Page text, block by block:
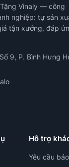
Vinaly — công
nghiệp: tự sản
tận xưởng, đáp
9, P. Bình Hưng
Hỗ trợ
Yêu cầu